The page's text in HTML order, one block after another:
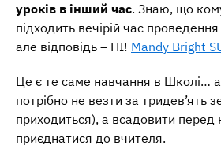
уроків в інший час. Знаю, що
підходить вечірій час
але відповідь – НІ! Mandy Bright
Це є те саме навчання в Школі…
потрібно не везти за тридев’ять
приходиться), а всадовити перед
приєднатися до вчителя.